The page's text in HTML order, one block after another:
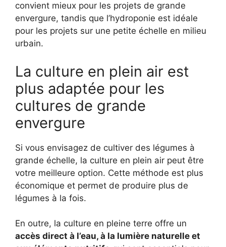
convient mieux pour les projets de grande
envergure, tandis que l’hydroponie est idéale
pour les projets sur une petite échelle en milieu
urbain.
La culture en plein air est
plus adaptée pour les
cultures de grande
envergure
Si vous envisagez de cultiver des légumes à
grande échelle, la culture en plein air peut être
votre meilleure option. Cette méthode est plus
économique et permet de produire plus de
légumes à la fois.
En outre, la culture en pleine terre offre un
accès direct à l’eau, à la lumière naturelle et